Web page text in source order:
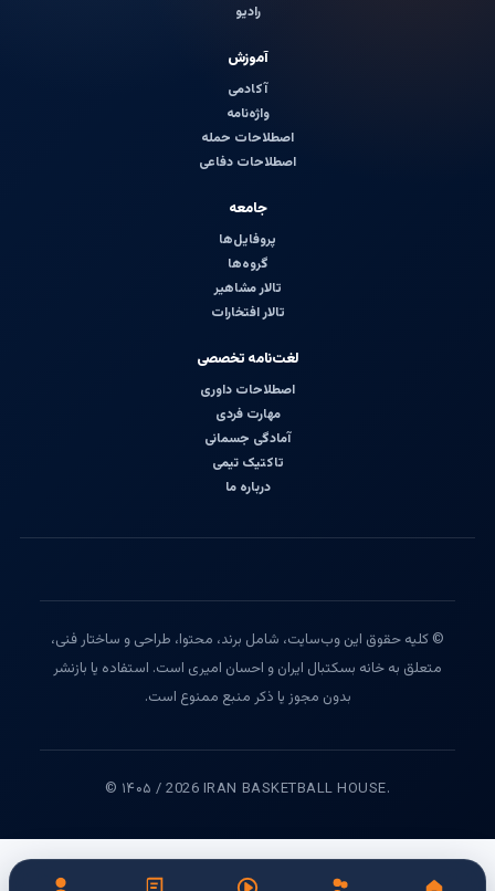
رادیو
آموزش
آکادمی
واژه‌نامه
اصطلاحات حمله
اصطلاحات دفاعی
جامعه
پروفایل‌ها
گروه‌ها
تالار مشاهیر
تالار افتخارات
لغت‌نامه تخصصی
اصطلاحات داوری
مهارت فردی
آمادگی جسمانی
تاکتیک تیمی
درباره ما
© کلیه حقوق این وب‌سایت، شامل برند، محتوا، طراحی و ساختار فنی،
متعلق به خانه بسکتبال ایران و احسان امیری است. استفاده یا بازنشر
بدون مجوز یا ذکر منبع ممنوع است.
© ۱۴۰۵ / 2026 IRAN BASKETBALL HOUSE.